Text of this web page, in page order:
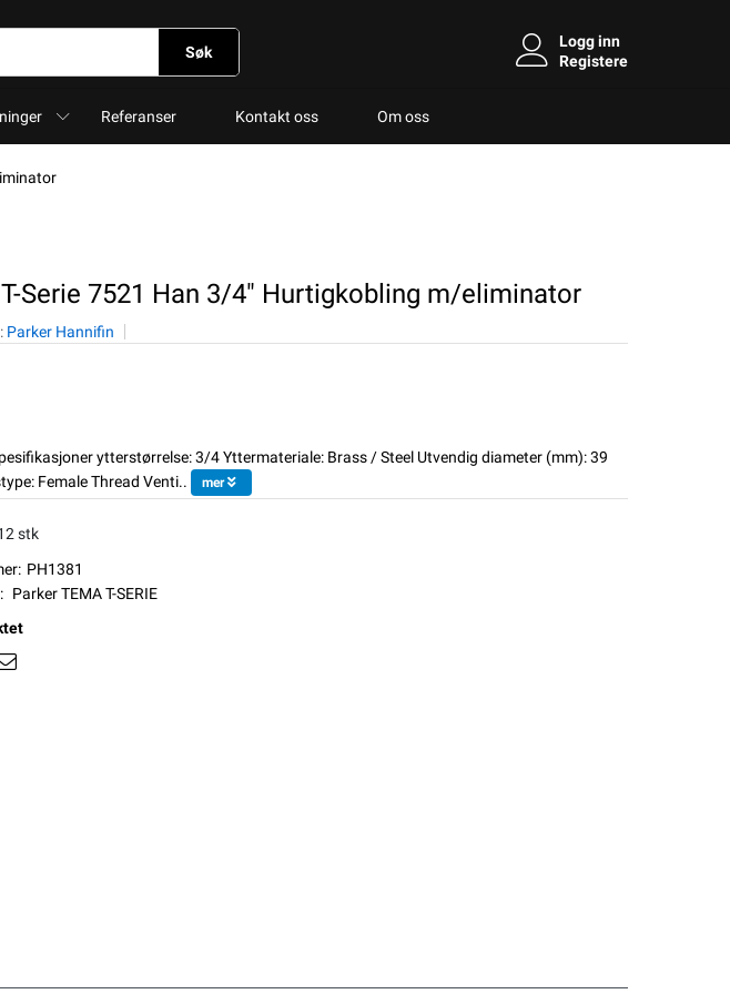
Søk
Logg inn
Registere
Referanser Kontakt oss Om oss
Serie 7521 Han 3/4" Hurtigkobling m/eliminator
Parker Hannifin
ytterstørrelse: 3/4 Yttermateriale: Brass / Steel Utvendig diameter (mm): 39
Female Thread Venti..
mer
stk
PH1381
Parker TEMA T-SERIE